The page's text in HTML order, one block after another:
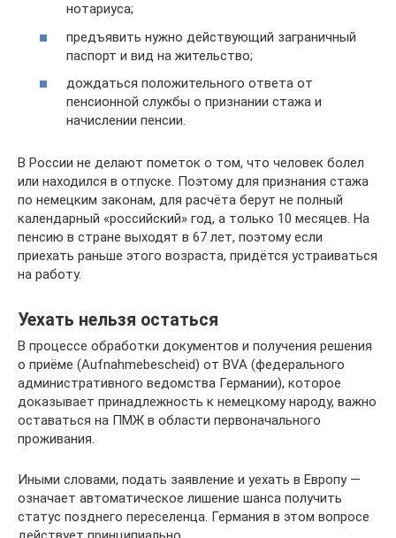
нотариуса;
предъявить нужно действующий заграничный
паспорт и вид на жительство;
дождаться положительного ответа от
пенсионной службы о признании стажа и
начислении пенсии.
В России не делают пометок о том, что человек болел
или находился в отпуске. Поэтому для признания стажа
по немецким законам, для расчёта берут не полный
календарный «российский» год, а только 10 месяцев. На
пенсию в стране выходят в 67 лет, поэтому если
приехать раньше этого возраста, придётся устраиваться
на работу.
Уехать нельзя остаться
В процессе обработки документов и получения решения
о приёме (Aufnahmebescheid) от BVA (федерального
административного ведомства Германии), которое
доказывает принадлежность к немецкому народу, важно
оставаться на ПМЖ в области первоначального
проживания.
Иными словами, подать заявление и уехать в Европу —
означает автоматическое лишение шанса получить
статус позднего переселенца. Германия в этом вопросе